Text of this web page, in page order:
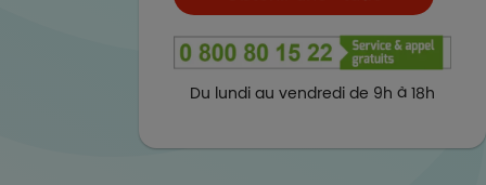
Du lundi au vendredi de 9h à 18h